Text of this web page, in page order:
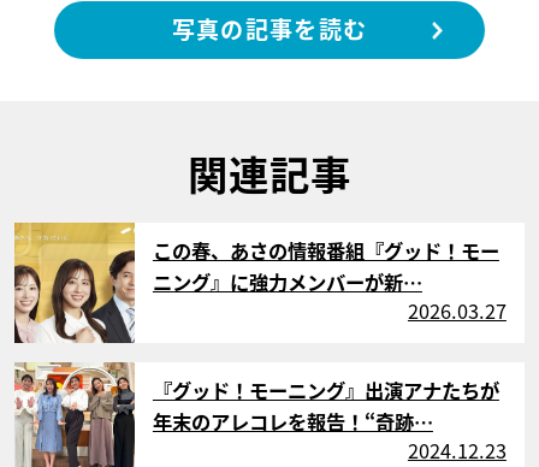
写真の記事を読む
関連記事
サムネイル
この春、あさの情報番組『グッド！モー
ニング』に強力メンバーが新…
2026.03.27
サムネイル
『グッド！モーニング』出演アナたちが
年末のアレコレを報告！“奇跡…
2024.12.23